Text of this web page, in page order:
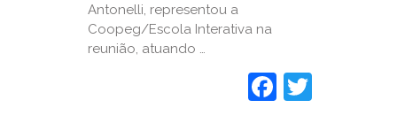
Antonelli, representou a
Coopeg/Escola Interativa na
reunião, atuando …